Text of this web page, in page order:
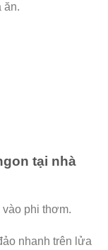
ăn.
tại nhà
vào phi thơm.
nhanh trên lửa